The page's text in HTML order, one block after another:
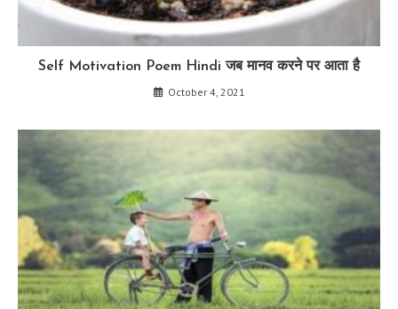
Self Motivation Poem Hindi जब मानव करने पर आता है
October 4, 2021